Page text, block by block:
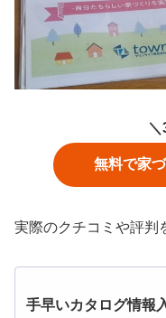
無料で家
実際のクチコミや評判
手早いカタログ情報